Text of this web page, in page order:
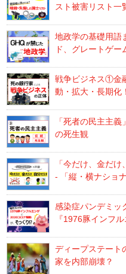
スト被害リスト
地政学の基礎用語
ド、グレートゲ
戦争ビジネス①金
動・拡大・長期
「死者の民主主
の死生観
「今だけ、金だ
- 「縦・横ナショ
感染症パンデミッ
『1976豚インフ
ディープステート
家を内部崩壊？